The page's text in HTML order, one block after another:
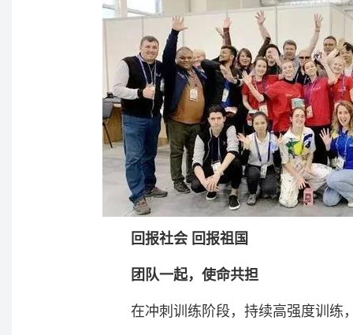
回报社会 回报祖国
团队一起，使命共担
在冲刺训练阶段，持续高强度训练